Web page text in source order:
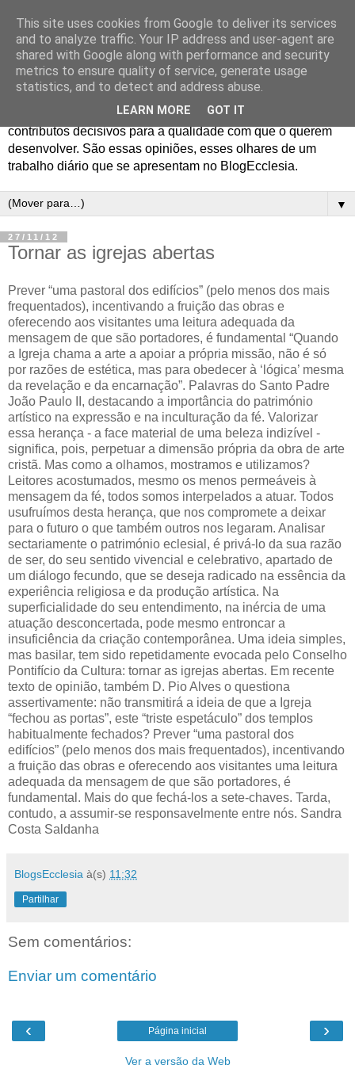
Blog Ecclesia
O jornalismo da Agência Ecclesia e dos Programas
Ecclesia e 70x7 gera opiniões entre os profissionais que o
realizam e os colaboradores em quem encontram
contributos decisivos para a qualidade com que o querem
desenvolver. São essas opiniões, esses olhares de um
trabalho diário que se apresentam no BlogEcclesia.
▼
27/11/12
Tornar as igrejas abertas
Prever “uma pastoral dos edifícios” (pelo menos dos mais
frequentados), incentivando a fruição das obras e
oferecendo aos visitantes uma leitura adequada da
mensagem de que são portadores, é fundamental “Quando
a Igreja chama a arte a apoiar a própria missão, não é só
por razões de estética, mas para obedecer à ‘lógica’ mesma
da revelação e da encarnação”. Palavras do Santo Padre
João Paulo II, destacando a importância do património
artístico na expressão e na inculturação da fé. Valorizar
essa herança - a face material de uma beleza indizível -
significa, pois, perpetuar a dimensão própria da obra de arte
cristã. Mas como a olhamos, mostramos e utilizamos?
Leitores acostumados, mesmo os menos permeáveis à
mensagem da fé, todos somos interpelados a atuar. Todos
usufruímos desta herança, que nos compromete a deixar
para o futuro o que também outros nos legaram. Analisar
sectariamente o património eclesial, é privá-lo da sua razão
de ser, do seu sentido vivencial e celebrativo, apartado de
um diálogo fecundo, que se deseja radicado na essência da
experiência religiosa e da produção artística. Na
superficialidade do seu entendimento, na inércia de uma
atuação desconcertada, pode mesmo entroncar a
insuficiência da criação contemporânea. Uma ideia simples,
mas basilar, tem sido repetidamente evocada pelo Conselho
Pontifício da Cultura: tornar as igrejas abertas. Em recente
texto de opinião, também D. Pio Alves o questiona
assertivamente: não transmitirá a ideia de que a Igreja
“fechou as portas”, este “triste espetáculo” dos templos
habitualmente fechados? Prever “uma pastoral dos
edifícios” (pelo menos dos mais frequentados), incentivando
a fruição das obras e oferecendo aos visitantes uma leitura
adequada da mensagem de que são portadores, é
fundamental. Mais do que fechá-los a sete-chaves. Tarda,
contudo, a assumir-se responsavelmente entre nós. Sandra
Costa Saldanha
BlogsEcclesia à(s) 11:32
Partilhar
Sem comentários:
Enviar um comentário
‹ ›
Página inicial
Ver a versão da Web
This site uses cookies from Google to deliver its services
and to analyze traffic. Your IP address and user-agent are
shared with Google along with performance and security
metrics to ensure quality of service, generate usage
statistics, and to detect and address abuse.
LEARN MORE GOT IT